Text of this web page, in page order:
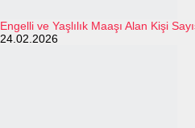
Engelli ve Yaşlılık Maaşı Alan Kişi
24.02.2026